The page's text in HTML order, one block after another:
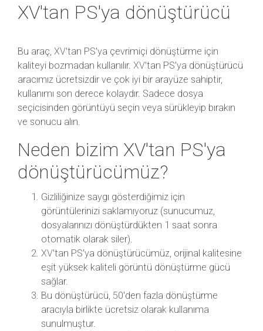
XV'tan PS'ya dönüştürücü
Bu araç, XV'tan PS'ya çevrimiçi dönüştürme için
kaliteyi bozmadan kullanılır. XV'tan PS'ya dönüştürücü
aracımız ücretsizdir ve çok iyi bir arayüze sahiptir,
kullanımı son derece kolaydır. Sadece dosya
seçicisinden görüntüyü seçin veya sürükleyip bırakın
ve sonucu alın.
Neden bizim XV'tan PS'ya
dönüştürücümüz?
Gizliliğinize saygı gösterdiğimiz için
görüntülerinizi saklamıyoruz (sunucumuz,
dosyalarınızı dönüştürdükten 1 saat sonra
otomatik olarak siler).
XV'tan PS'ya dönüştürücümüz, orijinal kalitesine
eşit yüksek kaliteli görüntü dönüştürme gücü
sağlar.
Bu dönüştürücü, 50'den fazla dönüştürme
aracıyla birlikte ücretsiz olarak kullanıma
sunulmuştur.